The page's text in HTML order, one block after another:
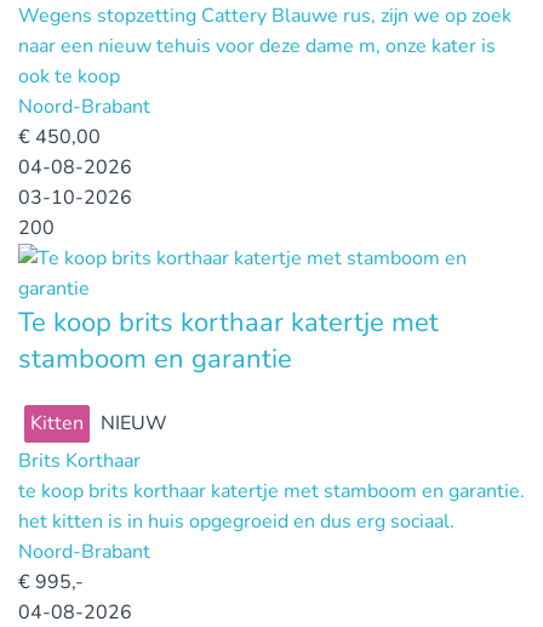
Wegens stopzetting Cattery Blauwe rus, zijn we op zoek
naar een nieuw tehuis voor deze dame m, onze kater is
ook te koop
Noord-Brabant
€ 450,00
04-08-2026
03-10-2026
200
Te koop brits korthaar katertje met
stamboom en garantie
Kitten
NIEUW
Brits Korthaar
te koop brits korthaar katertje met stamboom en garantie.
het kitten is in huis opgegroeid en dus erg sociaal.
Noord-Brabant
€995,-
04-08-2026